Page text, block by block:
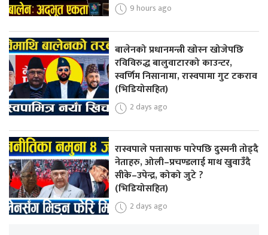
9 hours ago
बालेनको प्रधानमन्त्री खोस्न खोजेपछि
रविविरुद्ध बालुवाटारको काउन्टर,
स्वर्णिम निसानामा, रास्वपामा गुट टकराव
(भिडियोसहित)
2 days ago
रास्वपाले पत्तासाफ पारेपछि दुस्मनी तोड्दै
नेताहरु, ओली–प्रचण्डलाई माथ खुवाउँदै
सीके–उपेन्द्र, कोको जुटे ?
(भिडियोसहित)
2 days ago